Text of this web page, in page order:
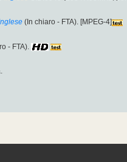
(In chiaro - FTA). [MPEG-4]
- FTA).